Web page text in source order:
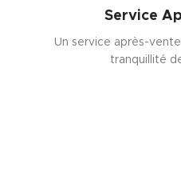
Service
Un service après-
tranquillité